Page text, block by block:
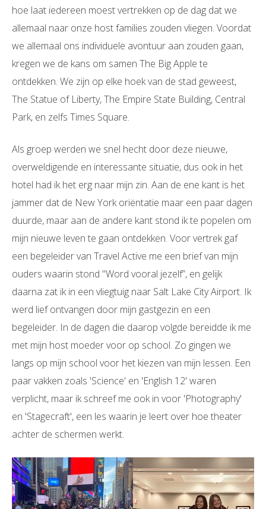
hoe laat iedereen moest vertrekken op de dag dat we
allemaal naar onze host families zouden vliegen. Voordat
we allemaal ons individuele avontuur aan zouden gaan,
kregen we de kans om samen The Big Apple te
ontdekken. We zijn op elke hoek van de stad geweest,
The Statue of Liberty, The Empire State Building, Central
Park, en zelfs Times Square.
Als groep werden we snel hecht door deze nieuwe,
overweldigende en interessante situatie, dus ook in het
hotel had ik het erg naar mijn zin. Aan de ene kant is het
jammer dat de New York oriëntatie maar een paar dagen
duurde, maar aan de andere kant stond ik te popelen om
mijn nieuwe leven te gaan ontdekken. Voor vertrek gaf
een begeleider van Travel Active me een brief van mijn
ouders waarin stond "Word vooral jezelf”, en gelijk
daarna zat ik in een vliegtuig naar Salt Lake City Airport. Ik
werd lief ontvangen door mijn gastgezin en een
begeleider. In de dagen die daarop volgde bereidde ik me
met mijn host moeder voor op school. Zo gingen we
langs op mijn school voor het kiezen van mijn lessen. Een
paar vakken zoals 'Science' en 'English 12' waren
verplicht, maar ik schreef me ook in voor 'Photography'
en 'Stagecraft', een les waarin je leert over hoe theater
achter de schermen werkt.